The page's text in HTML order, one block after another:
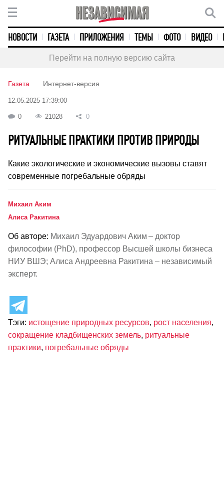
НОВОСТИ ГАЗЕТА ПРИЛОЖЕНИЯ ТЕМЫ ФОТО ВИДЕО
Перейти на полную версию сайта
Газета Интернет-версия
12.05.2025 17:39:00
0 21028 0
РИТУАЛЬНЫЕ ПРАКТИКИ ПРОТИВ ПРИРОДЫ
Какие экологические и экономические вызовы ставят
современные погребальные обряды
Михаил Аким
Алиса Ракитина
Об авторе: Михаил Эдуардович Аким – доктор
философии (PhD), профессор Высшей школы бизнеса
НИУ ВШЭ; Алиса Андреевна Ракитина – независимый
эксперт.
Тэги: истощение природных ресурсов, рост населения,
сокращение кладбищенских земель, ритуальные
практики, погребальные обряды